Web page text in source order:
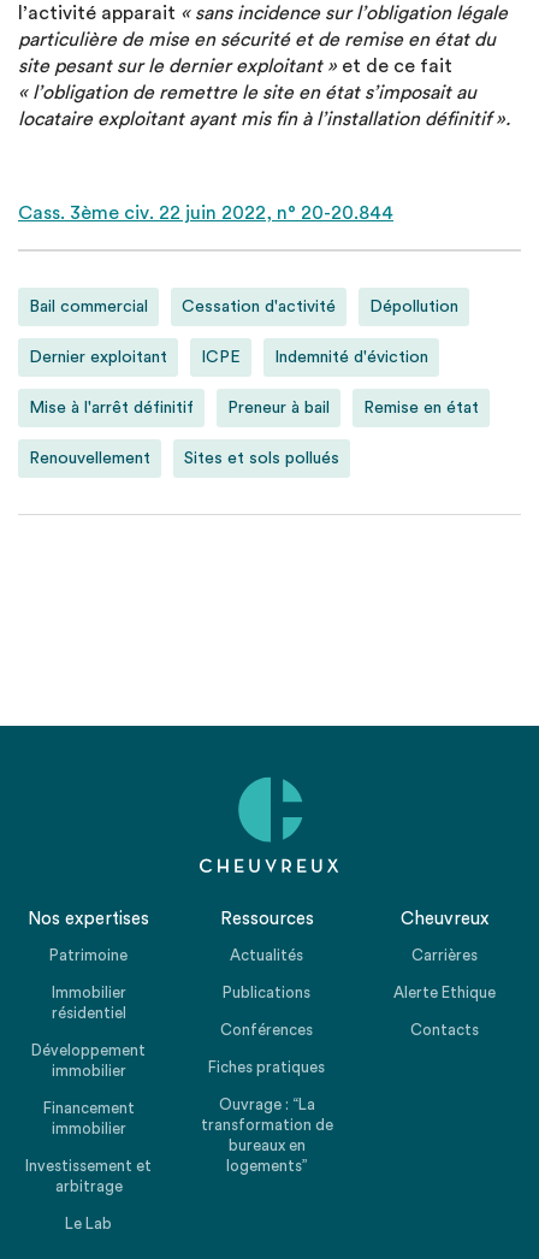
l’activité apparait « sans incidence sur l’obligation légale
particulière de mise en sécurité et de remise en état du
site pesant sur le dernier exploitant » et de ce fait
« l’obligation de remettre le site en état s’imposait au
locataire exploitant ayant mis fin à l’installation définitif ».
Cass. 3ème civ. 22 juin 2022, n° 20-20.844
Bail commercial Cessation d'activité Dépollution
Dernier exploitant ICPE Indemnité d'éviction
Mise à l'arrêt définitif Preneur à bail Remise en état
Renouvellement Sites et sols pollués
Nos expertises
Patrimoine
Immobilier
résidentiel
Développement
immobilier
Financement
immobilier
Investissement et
arbitrage
Le Lab
Ressources
Actualités
Publications
Conférences
Fiches pratiques
Ouvrage : “La
transformation de
bureaux en
logements”
Cheuvreux
Carrières
Alerte Ethique
Contacts